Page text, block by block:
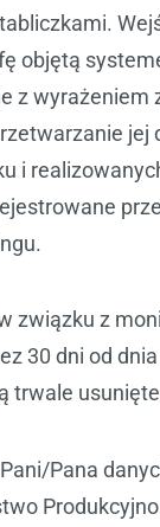
objętą
z wyrażeniem
jej
i
związku z
30 dni od
trwale
Pana